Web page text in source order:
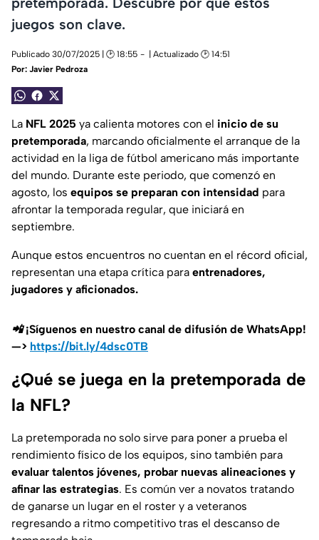
juegos son clave.
Publicado 30/07/2025 | 🕑 18:55
| Actualizado 🕑 14:51
Por: Javier Pedroza
La NFL 2025 ya calienta motores con el inicio de su
pretemporada, marcando oficialmente el arranque de la
actividad en la liga de fútbol americano más importante
del mundo. Durante este periodo, que comenzó en
agosto, los equipos se preparan con intensidad para
afrontar la temporada regular, que iniciará en
septiembre.
Aunque estos encuentros no cuentan en el récord oficial,
representan una etapa crítica para entrenadores,
jugadores y aficionados.
📲 ¡Síguenos en nuestro canal de difusión de WhatsApp!
—> https://bit.ly/4dsc0TB
¿Qué se juega en la pretemporada de
la NFL?
La pretemporada no solo sirve para poner a prueba el
rendimiento físico de los equipos, sino también para
evaluar talentos jóvenes, probar nuevas alineaciones y
afinar las estrategias. Es común ver a novatos tratando
de ganarse un lugar en el roster y a veteranos
regresando a ritmo competitivo tras el descanso de